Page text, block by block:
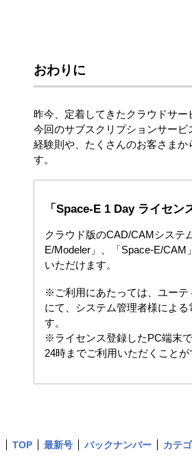
おわりに
昨今、定着してきたクラウドサー
今回のサブスクリプションサー
経験則や、たくさんのお客さま
す。
「Space-E 1 Day ライセ
クラウド版のCAD/CAMシステ
E/Modeler」、「Space-E/CAM
いただけます。
※ご利用にあたっては、ユーテ
にて、システム管理者様によ
す。
※ライセンス登録したPC端末
24時までご利用いただくことが
TOP 最新号 バックナンバー カテ